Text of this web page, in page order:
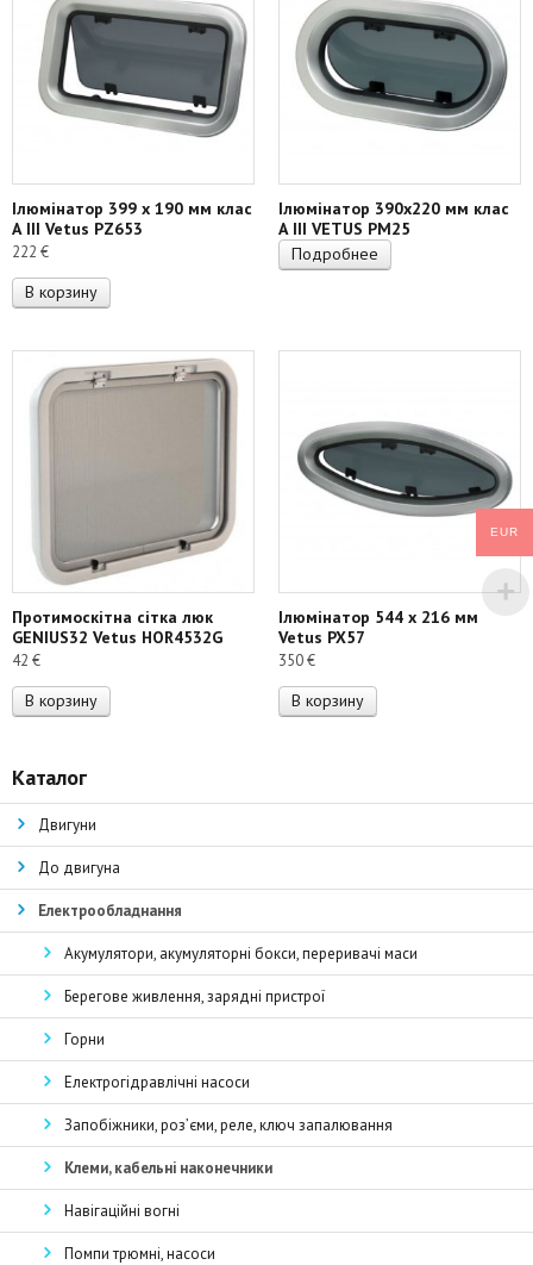
Ілюмінатор 399 х 190 мм клас
А III Vetus PZ653
222 €
В корзину
Ілюмінатор 390х220 мм клас
А III VETUS PM25
Подробнее
Протимоскітна сітка люк
GENIUS32 Vetus HOR4532G
42 €
В корзину
Ілюмінатор 544 х 216 мм
Vetus PX57
350€
В корзину
Каталог
Двигуни
До двигуна
Електрообладнання
Акумулятори, акумуляторні бокси, переривачі маси
Берегове живлення, зарядні пристрої
Горни
Електрогідравлічні насоси
Запобіжники, роз’єми, реле, ключ запалювання
Клеми, кабельні наконечники
Навігаційні вогні
Помпи трюмні, насоси
EUR